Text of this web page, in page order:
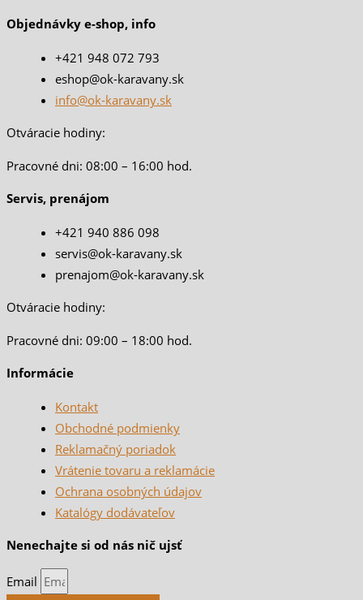
Objednávky e-shop, info
+421 948 072 793
eshop@ok-karavany.sk
info@ok-karavany.sk
Otváracie hodiny:
Pracovné dni: 08:00 – 16:00 hod.
Servis, prenájom
+421 940 886 098
servis@ok-karavany.sk
prenajom@ok-karavany.sk
Otváracie hodiny:
Pracovné dni: 09:00 – 18:00 hod.
Informácie
Kontakt
Obchodné podmienky
Reklamačný poriadok
Vrátenie tovaru a reklamácie
Ochrana osobných údajov
Katalógy dodávateľov
Nenechajte si od nás nič ujsť
Email